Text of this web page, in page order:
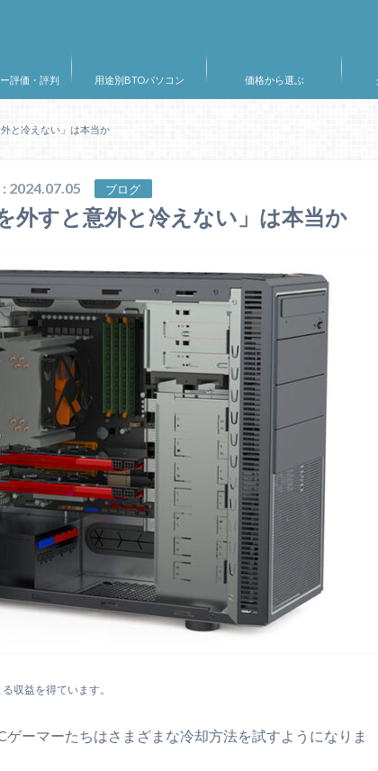
評価・評判 用途別BTOパソコン 価格から選ぶ
と冷えない」は本当か
2024.07.05 ブログ
外すと意外と冷えない」は本当か
収益を得ています。
ーマーたちはさまざまな冷却方法を試すようになりま